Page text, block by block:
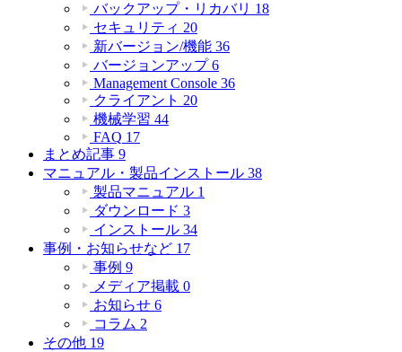
バックアップ・リカバリ 18
セキュリティ 20
新バージョン/機能 36
バージョンアップ 6
Management Console 36
クライアント 20
機械学習 44
FAQ 17
まとめ記事 9
マニュアル・製品インストール 38
製品マニュアル 1
ダウンロード 3
インストール 34
事例・お知らせなど 17
事例 9
メディア掲載 0
お知らせ 6
コラム 2
その他 19